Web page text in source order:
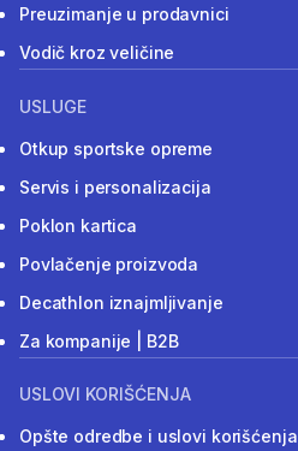
Preuzimanje u prodavnici
Vodič kroz veličine
USLUGE
Otkup sportske opreme
Servis i personalizacija
Poklon kartica
Povlačenje proizvoda
Decathlon iznajmljivanje
Za kompanije | B2B
USLOVI KORIŠĆENJA
Opšte odredbe i uslovi korišćenja